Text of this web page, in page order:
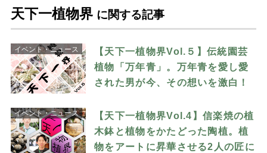
天下一植物界 に関する記事
イベント・ニュース
【天下一植物界Vol.５】伝統園芸
植物「万年青」。万年青を愛し愛
された男が今、その想いを激白！
イベント・ニュース
【天下一植物界Vol.4】信楽焼の植
木鉢と植物をかたどった陶植。植
物をアートに昇華させる2人の匠に